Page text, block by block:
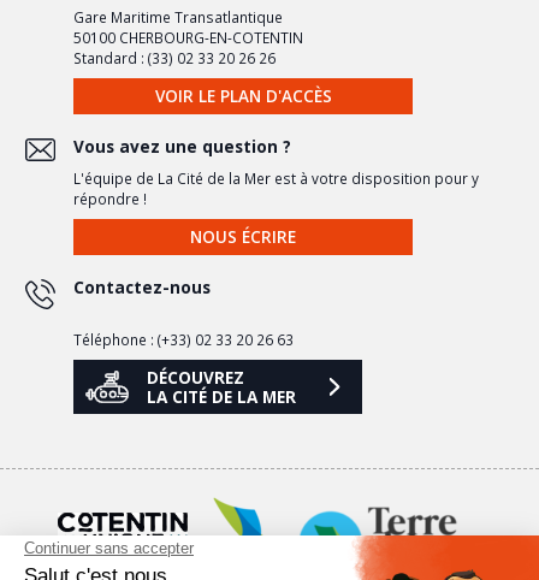
Gare Maritime Transatlantique
50100 CHERBOURG-EN-COTENTIN
Standard : (33) 02 33 20 26 26
VOIR LE PLAN D'ACCÈS
Vous avez une question ?
L'équipe de La Cité de la Mer est à votre disposition pour y
répondre !
NOUS ÉCRIRE
Contactez-nous
Téléphone : (+33) 02 33 20 26 63
DÉCOUVREZ
LA CITÉ DE LA MER